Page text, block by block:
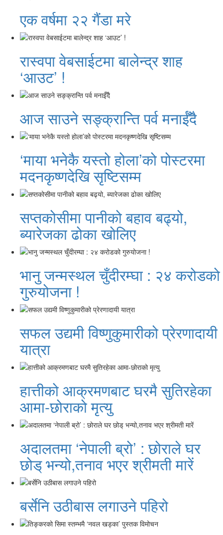
एक वर्षमा २२ गैंडा मरे
रास्वपा वेबसाईटमा बालेन्द्र शाह
‘आउट’ !
आज साउने सङ्क्रान्ति पर्व मनाईँदै
‘माया भनेकै यस्तो होला’को पोस्टरमा
मदनकृष्णदेखि सृष्टिसम्म
सप्तकोसीमा पानीको बहाव बढ्यो,
ब्यारेजका ढोका खोलिए
भानु जन्मस्थल चुँदीरम्घा : २४ करोडको
गुरुयोजना !
सफल उद्यमी विष्णुकुमारीको प्रेरणादायी
यात्रा
हात्तीको आक्रमणबाट घरमै सुतिरहेका
आमा-छोराको मृत्यु
अदालतमा ‘नेपाली ब्रो’ : छोराले घर
छोड् भन्यो,तनाव भएर श्रीमती मारें
बर्सेनि उठीबास लगाउने पहिरो